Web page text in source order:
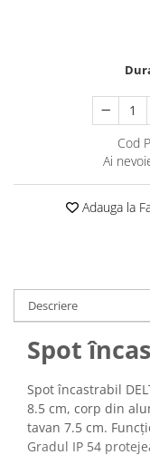
Cod
Ai
Adauga la
Descriere
Spot
Spot încastrabil
8.5 cm, corp din
tavan 7.5 cm.
Gradul IP 54